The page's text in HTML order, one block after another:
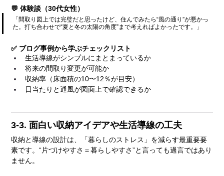
💬 体験談（30代女性）
「間取り図上では完璧だと思ったけど、住んでみたら“風の通り”が悪かっ
た。打ち合わせで“夏と冬の太陽の角度”まで考えればよかったです。」
✅ ブログ事例から学ぶチェックリスト
生活導線がシンプルにまとまっているか
将来の間取り変更が可能か
収納率（床面積の10〜12％が目安）
日当たりと通風が図面上で確認できるか
3-3. 面白い収納アイデアや生活導線の工夫
収納と導線の設計は、「暮らしのストレス」を減らす最重要要
素です。“片づけやすさ＝暮らしやすさ”と言っても過言ではあり
ません。